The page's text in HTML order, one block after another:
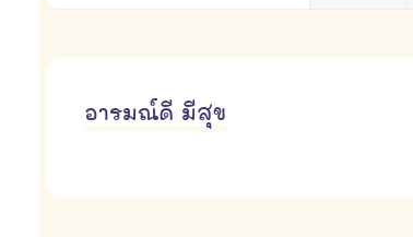
อารมณ์ดี มีสุข